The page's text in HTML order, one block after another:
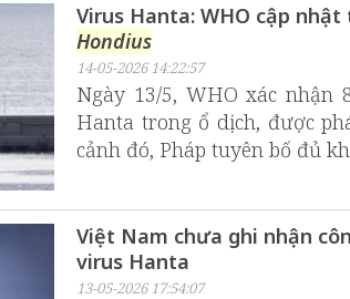
Virus Hanta: WHO cập
Hondius
14-05-2026 14:22:57
Ngày 13/5, WHO xác nhận
Hanta trong ổ dịch, được
cảnh đó, Pháp tuyên bố đủ
Việt Nam chưa ghi nhận
virus Hanta
13-05-2026 17:54:07